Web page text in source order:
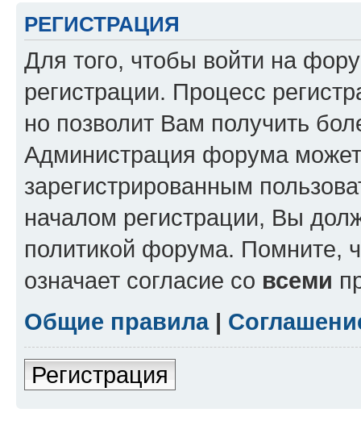
РЕГИСТРАЦИЯ
Для того, чтобы войти на
регистрации. Процесс
но позволит Вам получить
Администрация форума может
зарегистрированным
началом регистрации, Вы
политикой форума. Помните,
означает согласие со всеми
Общие правила|
Регистрация